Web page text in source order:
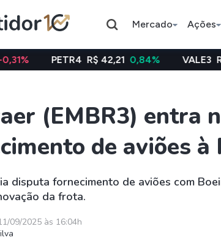
Mercado Ações
do momento
Índice
Selic
Índice
Bradesco
FIIs
XPML11
R$ 42,21 0,84% VALE3 R$ 75,80 -
(EMBR3) entra
de aviões
disputa fornecimento de aviões com
da frota.
09/2025 às 16:04h